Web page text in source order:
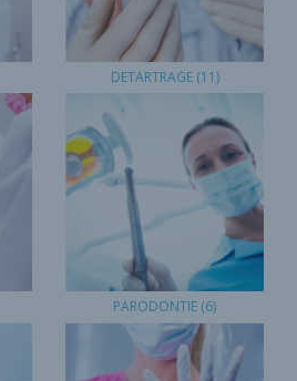
DETARTRAGE (11)
PARODONTIE (6)